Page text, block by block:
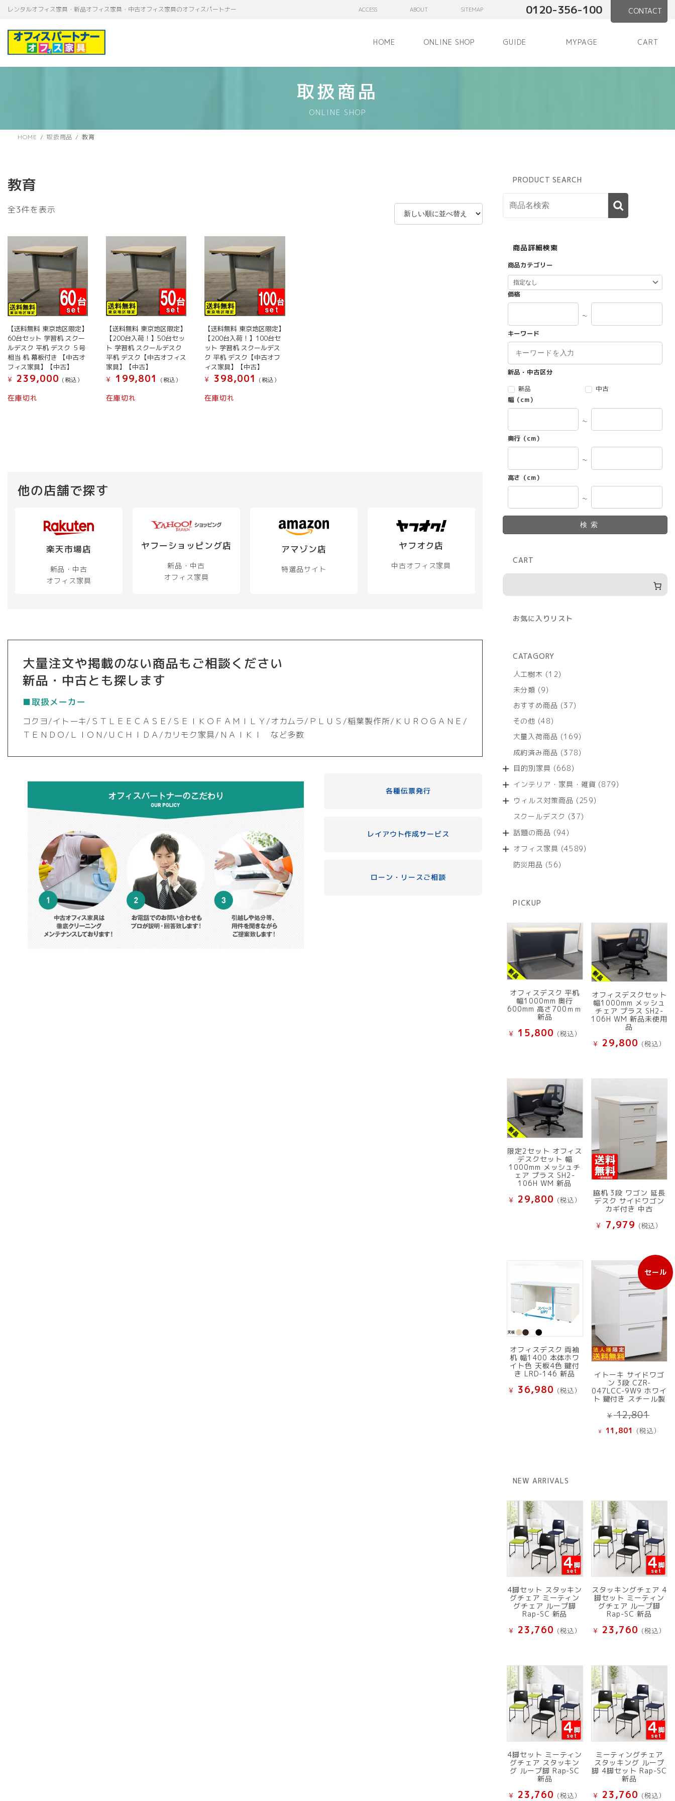
テ
ゲ
レンタルオフィス家具・新品オフィス家具・中古オフィス家具のオフィスパートナー ACCESS ABOUT SITEMAP 0120-356-100 CONTACT
HOME ONLINE SHOP GUIDE MYPAGE CART
取扱商品
ONLINE SHOP
HOME 取扱商品 教育
教育
全3件を表示
い
順
【送料無料 東京地区限定】
60台セット 学習机 スクー
ルデスク 平机 デスク ５号
相当 机 幕板付き 【中古オ
フィス家具】【中古】
¥ 239,000 (税込）
在庫切れ
【送料無料 東京地区限定】
【200台入荷！】50台セッ
ト 学習机 スクールデスク
平机 デスク【中古オフィス
家具】【中古】
¥
199,801 (税込）
在庫切れ
【送料無料 東京地区限定】
【200台入荷！】100台セ
ット 学習机 スクールデス
ク 平机 デスク【中古オフ
ィス家具】【中古】
¥
398,001 (税込）
在庫切れ
他の店舗で探す
楽天市場店
新品・中古
オフィス家具
ヤフーショッピング店
新品・中古
オフィス家具
アマゾン店
特選品サイト
ヤフオク店
中古オフィス家具
大量注文や掲載のない商品もご相談ください
新品・中古とも探します
■取扱メーカー
コクヨ/イトーキ/ＳＴＬＥＥＣＡＳＥ/ＳＥＩＫＯＦＡＭＩＬＹ/オカムラ/ＰＬＵＳ/稲葉製作所/ＫＵＲＯＧＡＮＥ/
ＴＥＮＤＯ/ＬＩＯＮ/ＵＣＨＩＤＡ/カリモク家具/ＮＡＩＫＩ など多数
各種伝票発行
レイアウト作成サービス
ローン・リースご相談
PRODUCT SEARCH
商品詳細検索
商品カテゴリー
価格
～
キーワード
新品・中古区分
新品
中古
幅（cm）
～
奥行（cm）
～
高さ（cm）
～
検索
CART
お気に入りリスト
CATAGORY
人工樹木
1212
商
未分類 99
の
商
おすすめ商品 3737
商
その他 4848
の
商
大量入荷商品 169169
の
成約済み商品 378378
商
目的別家具 668668
の
商
インテリア・家具・雑貨 879879
ウィルス対策商品 259259
スクールデスク 3737
商
話題の商品 9494
の
オフィス家具 45894589
防災用品 5656
PICKUP
オフィスデスク 平机
幅1000mm 奥行
600mm 高さ700ｍｍ
新品
¥ 15,800 (税込）
オフィスデスクセット
幅1000mm メッシュ
チェア プラス SH2-
106H WM 新品未使用
品
¥ 29,800 (税込）
限定2セット オフィス
デスクセット 幅
1000mm メッシュチ
ェア プラス SH2-
106H WM 新品
¥ 29,800 (税込）
脇机 3段 ワゴン 延長
デスク サイドワゴン
カギ付き 中古
¥ 7,979 (税込）
オフィスデスク 両袖
机 幅1400 本体ホワ
イト色 天板4色 鍵付
き LRD-146 新品
¥ 36,980 (税込）
セール
販
売
中
品
イトーキ サイドワゴ
ン 3段 CZR-
047LCC-9W9 ホワイ
ト 鍵付き スチール製
¥12,801
の
価
¥ 11,801 現
で
す。
(税込）
NEW ARRIVALS
4脚セット スタッキン
グチェア ミーティン
グチェア ループ脚
Rap-SC 新品
¥ 23,760 (税込）
スタッキングチェア 4
脚セット ミーティン
グチェア ループ脚
Rap-SC 新品
¥ 23,760 (税込）
4脚セット ミーティン
グチェア スタッキン
グ ループ脚 Rap-SC
新品
¥ 23,760 (税込）
ミーティングチェア
スタッキング ループ
脚 4脚セット Rap-SC
新品
¥ 23,760 (税込）